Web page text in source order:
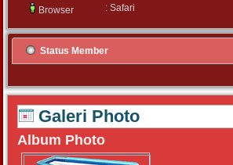
Browser
: Safari
Status Member
Galeri Photo
Album Photo